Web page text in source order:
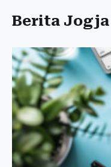
Berita Jogja